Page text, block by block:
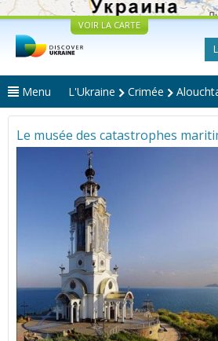
VOIR LA CARTE
Menu L'Ukraine Crimée
Le musée des catastrophes